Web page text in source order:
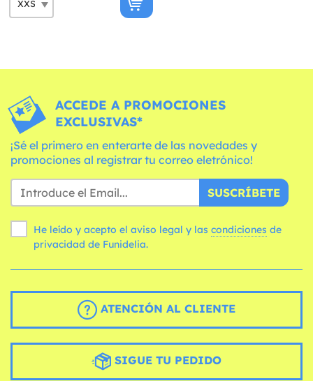
ACCEDE A PROMOCIONES
EXCLUSIVAS*
¡Sé el primero en enterarte de las novedades y
promociones al registrar tu correo eletrónico!
SUSCRÍBETE
He leído y acepto el aviso legal y las condiciones
privacidad de Funidelia.
ATENCIÓN AL CLIENTE
SIGUE TU PEDIDO